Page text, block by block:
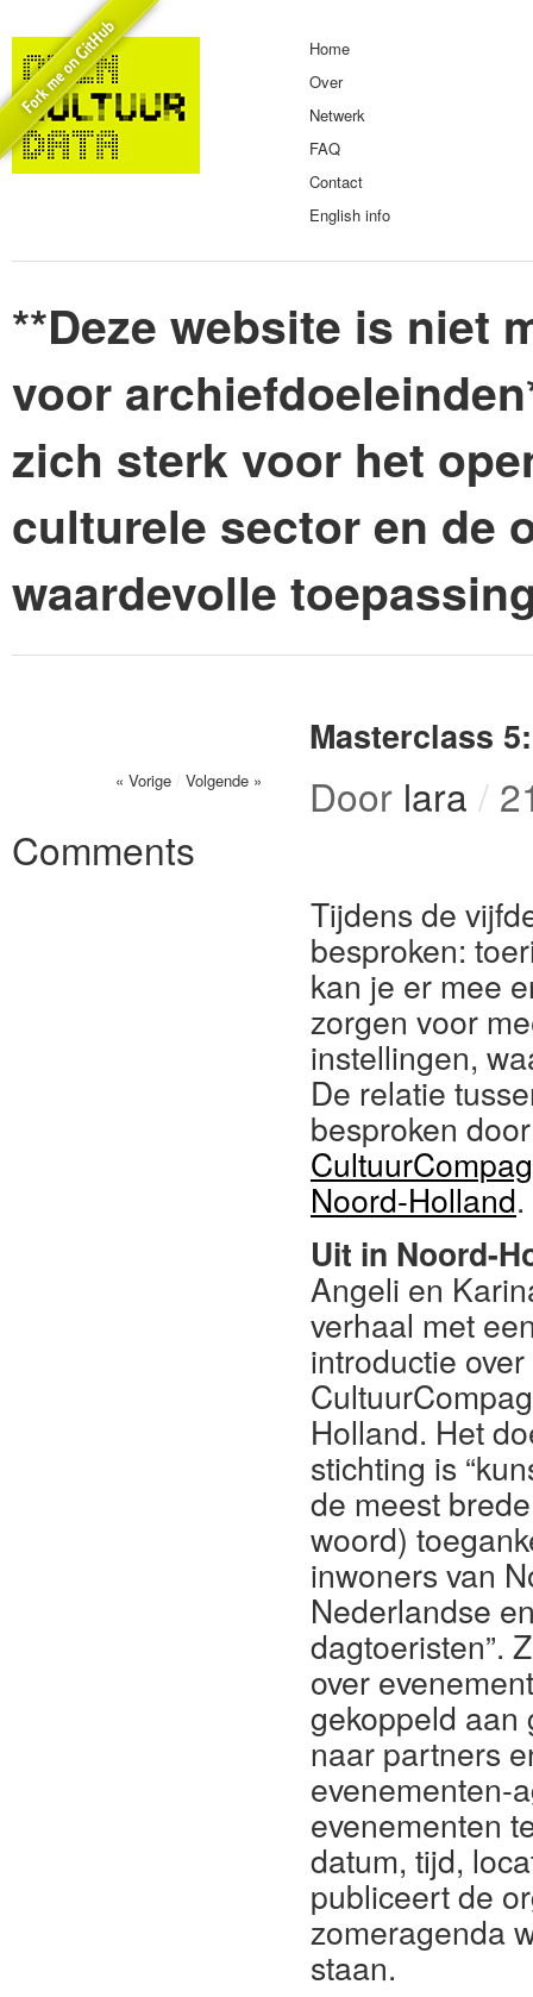
Home
Over
Netwerk
FAQ
Contact
English info
**Deze website is niet
voor
zich sterk voor het
culturele sector en de
waardevolle
Masterclass
« Vorige / Volgende » Door lara /
Comments
Tijdens de
besproken:
kan je er mee
zorgen voor
instellingen,
De relatie
besproken
Noord-Holland.
Uit in Noord-
Angeli en
verhaal met
introductie
Holland. Het
stichting is
de meest
woord)
inwoners van
Nederlandse
dagtoeristen”.
over
gekoppeld aan
naar partners
evenementen-
evenementen
datum, tijd,
publiceert de
zomeragenda
staan.